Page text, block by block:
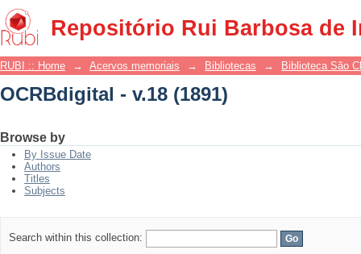
Repositório Rui Barbosa de
OCRBdigital - v.18 (1891)
RUBI :: Home → Acervos memoriais → Bibliotecas → Biblioteca São
OCRBdigital - v.18 (1891)
Browse by
By Issue Date
Authors
Titles
Subjects
Search within this collection: